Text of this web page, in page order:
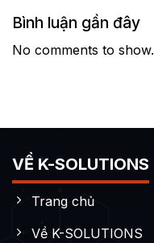
Bình luận gần đây
No comments to show.
VỀ K-SOLUTIONS
Trang chủ
Về K-SOLUTIONS